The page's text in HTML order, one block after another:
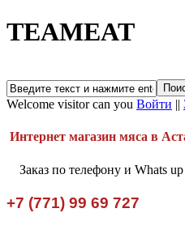
TEAMEAT
Welcome visitor can you Войти ||
Интернет магазин мяса в
Заказ по телефону и Whats up
+7 (771) 99 69 727